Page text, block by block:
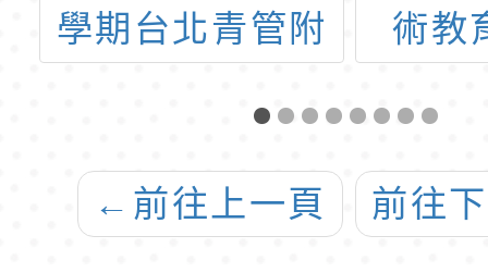
學期台北青管附
術教
場數
演藝
請踴
← 前往上一頁 前往